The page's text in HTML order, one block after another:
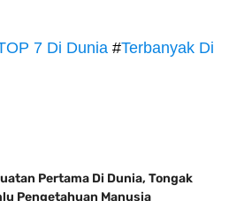
7 Di Dunia #Terbanyak Di
Pertama Di Dunia, Tongak
Pengetahuan Manusia